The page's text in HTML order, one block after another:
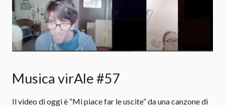
Musica virAle #57
Il video di oggi è “Mi piace far le uscite” da una canzone di